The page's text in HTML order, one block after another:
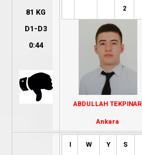
81 KG
D1-D3
0:44
2
ABDULLAH TEKPINAR
Ankara
I W Y S